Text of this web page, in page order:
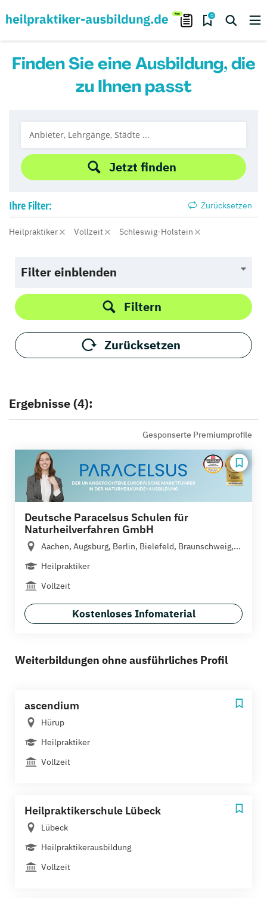
0
Finden Sie eine Ausbildung, die
zu Ihnen passt
Jetzt finden
Ihre Filter: Zurücksetzen
Heilpraktiker Vollzeit Schleswig-Holstein
Filter einblenden
Filtern
Zurücksetzen
Ergebnisse (4):
Gesponserte Premiumprofile
Deutsche Paracelsus Schulen für
Naturheilverfahren GmbH
Aachen, Augsburg, Berlin, Bielefeld, Braunschweig,...
Heilpraktiker
Vollzeit
Kostenloses Infomaterial
Weiterbildungen ohne ausführliches Profil
ascendium
Hürup
Heilpraktiker
Vollzeit
Heilpraktikerschule Lübeck
Lübeck
Heilpraktikerausbildung
Vollzeit